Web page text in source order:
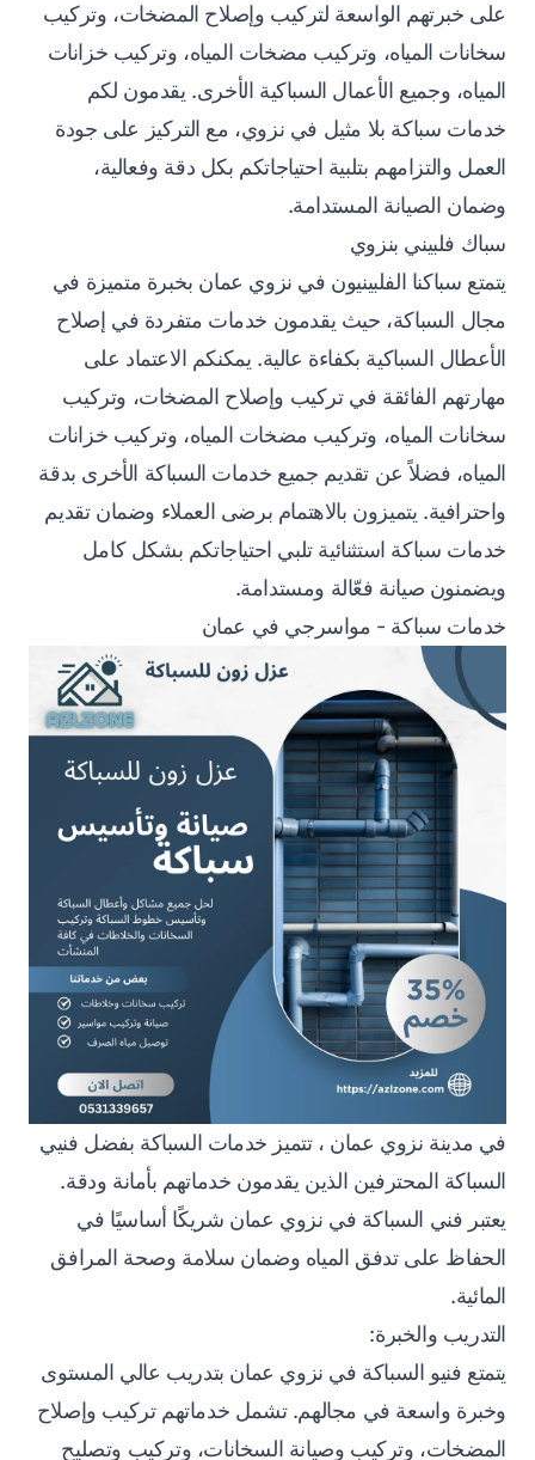
على خبرتهم الواسعة لتركيب وإصلاح المضخات، وتركيب
سخانات المياه، وتركيب مضخات المياه، وتركيب خزانات
المياه، وجميع الأعمال السباكية الأخرى. يقدمون لكم
خدمات سباكة بلا مثيل في نزوي، مع التركيز على جودة
العمل والتزامهم بتلبية احتياجاتكم بكل دقة وفعالية،
وضمان الصيانة المستدامة.
سباك فلبيني بنزوي
يتمتع سباكنا الفلبينيون في نزوي عمان بخبرة متميزة في
مجال السباكة، حيث يقدمون خدمات متفردة في إصلاح
الأعطال السباكية بكفاءة عالية. يمكنكم الاعتماد على
مهارتهم الفائقة في تركيب وإصلاح المضخات، وتركيب
سخانات المياه، وتركيب مضخات المياه، وتركيب خزانات
المياه، فضلاً عن تقديم جميع خدمات السباكة الأخرى بدقة
واحترافية. يتميزون بالاهتمام برضى العملاء وضمان تقديم
خدمات سباكة استثنائية تلبي احتياجاتكم بشكل كامل
ويضمنون صيانة فعّالة ومستدامة.
خدمات سباكة - مواسرجي في عمان
في مدينة نزوي عمان ، تتميز خدمات السباكة بفضل فنيي
السباكة المحترفين الذين يقدمون خدماتهم بأمانة ودقة.
يعتبر فني السباكة في نزوي عمان شريكًا أساسيًا في
الحفاظ على تدفق المياه وضمان سلامة وصحة المرافق
المائية.
التدريب والخبرة:
يتمتع فنيو السباكة في نزوي عمان بتدريب عالي المستوى
وخبرة واسعة في مجالهم. تشمل خدماتهم تركيب وإصلاح
المضخات، وتركيب وصيانة السخانات، وتركيب وتصليح